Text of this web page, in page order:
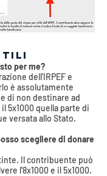
per me?
dell'IRPEF e
è assolutamente
di non destinare ad
5x1000 quella parte di
versata allo Stato.
scegliere di donare
Il contribuente può
l'8x1000 e il 5x1000.